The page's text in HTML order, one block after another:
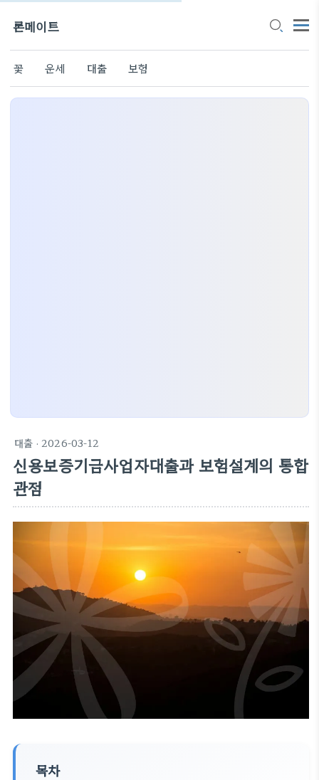
론메이트
꽃 운세 대출 보험
대출 · 2026-03-12
신용보증기금사업자대출과 보험설계의 통합
관점
목차